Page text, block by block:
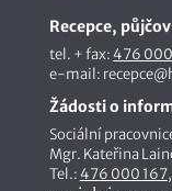
Recepce,
tel. + fax:476
e-mail:
Žádosti o
Sociální
Mgr. Kateřina
Tel.:476 000 167,